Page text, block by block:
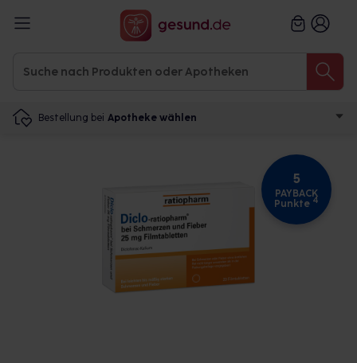
Bestellung bei Apotheke wählen
5
PAYBACK
Punkte 4